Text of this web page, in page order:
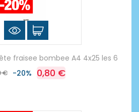
fraisee bombee A4 4x25 les 6
€ -20% 0,80 €